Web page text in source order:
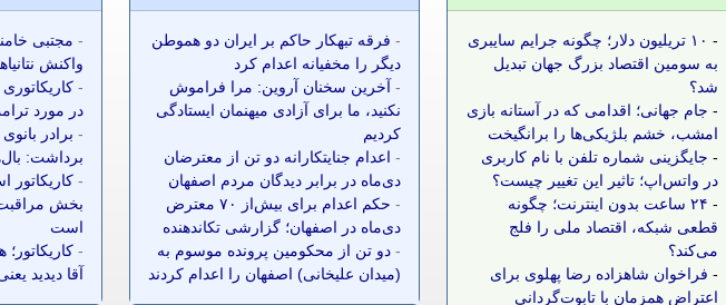
-
۱۰ تریلیون دلار؛ چگونه جرایم سایبری
به سومین اقتصاد بزرگ جهان تبدیل
شد؟
- جام جهانی؛ اقدامی که در آستانه بازی
امشب، خشم بلژیکی‌ها را برانگیخت
- جایگزینی شماره تلفن با نام کاربری
در واتس‌اپ؛ تاثیر این تغییر چیست؟
-
۲۴ ساعت بدون اینترنت؛ چگونه
قطعی شبکه، اقتصاد ملی را فلج
می‌کند؟
- فراخوان شاهزاده رضا پهلوی برای
اعتراض همزمان با تابوت‌گردانی
- فرقه تبهکار حاکم بر ایران دو هموطن
دیگر را مخفیانه اعدام کرد
- آخرین سخنان آروین: مرا فراموش
نکنید، ما برای آزادی میهنمان ایستادگی
کردیم
- اعدام جنایتکارانه دو تن از معترضان
دی‌ماه در برابر دیدگان مردم اصفهان
-
حکم اعدام برای بیش‌از ۷۰ معترض
دی‌ماه در اصفهان؛ گزارشی تکاندهنده
- دو تن از محکومین پرونده موسوم به
(میدان علیخانی) اصفهان را اعدام کردند
- مجتبی
واکنش
-
در مورد
- برادر
برداشت:
- کاریکاتور
بخش
است
-
آقا دیدید